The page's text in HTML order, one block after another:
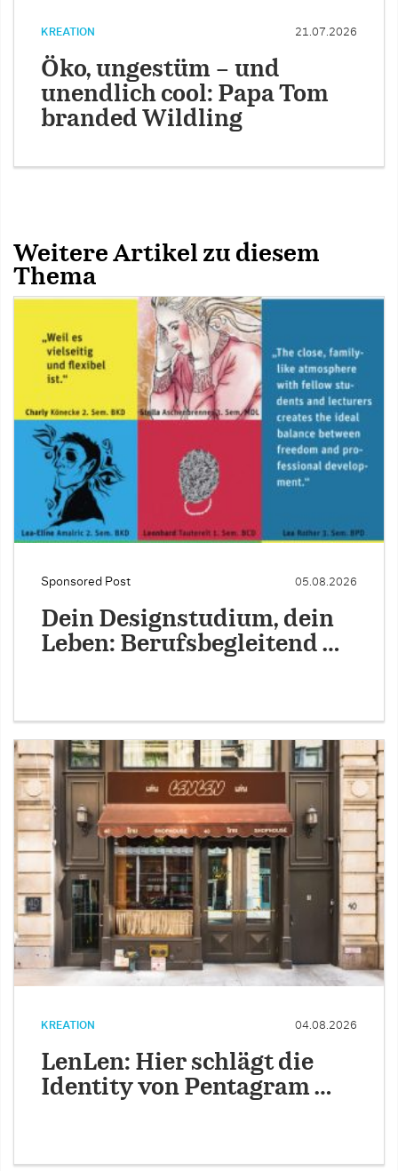
KREATION 21.07.2026
Öko, ungestüm – und
unendlich cool: Papa Tom
branded Wildling
Weitere Artikel zu diesem
Thema
Sponsored Post 05.08.2026
Dein Designstudium, dein
Leben: Berufsbegleitend …
KREATION 04.08.2026
LenLen: Hier schlägt die
Identity von Pentagram …